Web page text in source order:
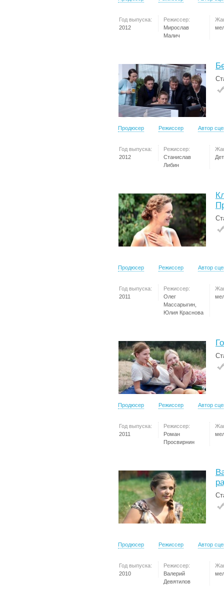
Год выпуска:
2012
Режиссер:
Мирослав
Малич
Продюсер Режиссер Автор
Год выпуска:
2012
Режиссер:
Станислав
Либин
Продюсер Режиссер Автор
Год выпуска:
2011
Режиссер:
Олег
Массарыгин,
Юлия Краснова
Продюсер Режиссер Автор
Год выпуска:
2011
Режиссер:
Роман
Просвирнин
Продюсер Режиссер Автор
Год выпуска:
2010
Режиссер:
Валерий
Девятилов